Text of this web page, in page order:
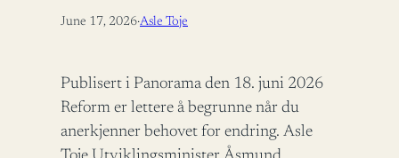
June 17, 2026·Asle Toje
Publisert i Panorama den 18. juni 2026
Reform er lettere å begrunne når du
anerkjenner behovet for endring. Asle